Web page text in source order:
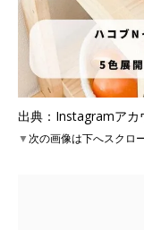
出典：Instagramアカ
▼次の画像は下へスクロ